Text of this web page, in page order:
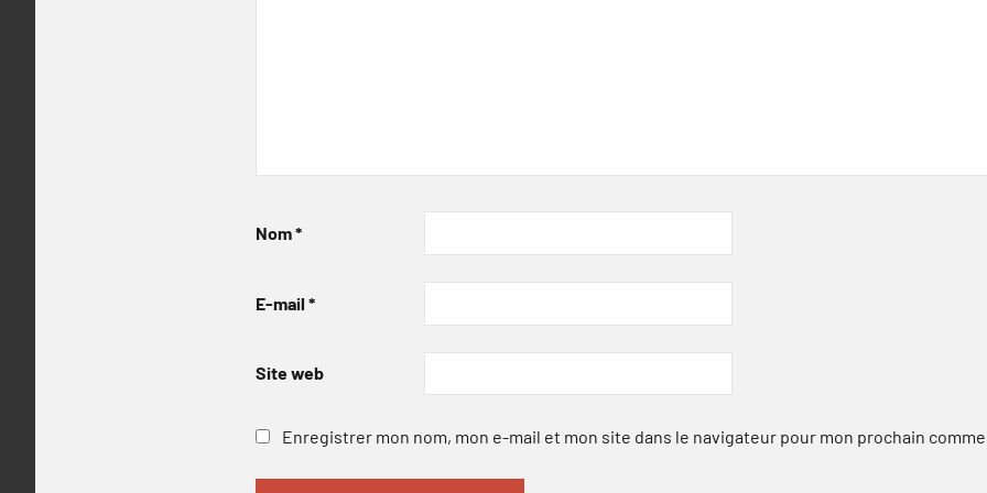
Nom*
E-mail *
Site web
Enregistrer mon nom, mon e-mail et mon site dans le navigateur pour mon prochain